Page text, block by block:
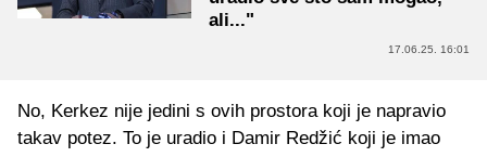
ali..."
17.06.25. 16:01
No, Kerkez nije jedini s ovih prostora koji je napravio
takav potez. To je uradio i Damir Redžić koji je imao